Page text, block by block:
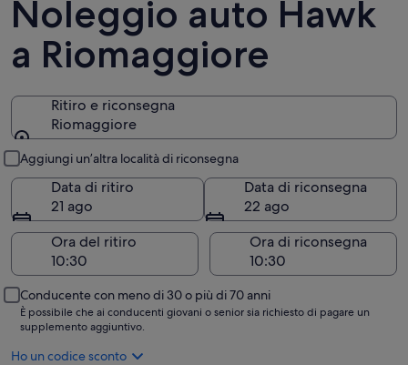
Noleggio auto Hawk
a Riomaggiore
Ritiro e riconsegna
Riomaggiore
Aggiungi un’altra località di riconsegna
Data di ritiro
21 ago
Data di riconsegna
22 ago
Ora del ritiro
Ora di riconsegna
Conducente con meno di 30 o più di 70 anni
È possibile che ai conducenti giovani o senior sia richiesto di pagare un
supplemento aggiuntivo.
Ho un codice sconto